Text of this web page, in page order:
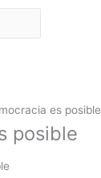
es posible
posible